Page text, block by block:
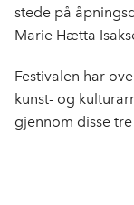
stede på
Marie Hætta
Festivalen har
kunst- og
gjennom disse